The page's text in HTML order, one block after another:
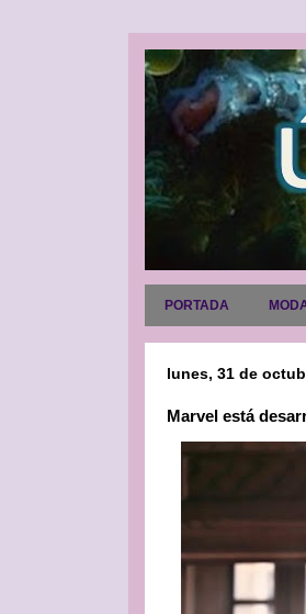
PORTADA
lunes, 31 de
Marvel está